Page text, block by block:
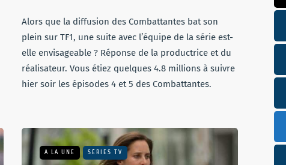
Alors que la diffusion des Combattantes bat son
plein sur TF1, une suite avec l’équipe de la série est-
elle envisageable ? Réponse de la productrice et du
réalisateur. Vous étiez quelques 4.8 millions à suivre
hier soir les épisodes 4 et 5 des Combattantes.
A LA UNE SÉRIES TV